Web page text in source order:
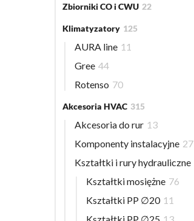
Zbiorniki CO i CWU 22
Klimatyzatory 125
AURA line 11
Gree 44
Rotenso 70
Akcesoria HVAC 315
Akcesoria do rur 13
Komponenty instalacyjne 27
Kształtki i rury hydrauliczne
Kształtki mosiężne 76
Kształtki PP ∅20 11